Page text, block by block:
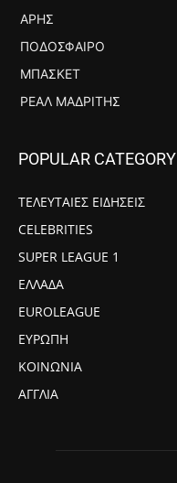
ΆΡΗΣ
ΠΟΔΌΣΦΑΙΡΟ
ΜΠΆΣΚΕΤ
ΡΕΆΛ ΜΑΔΡΊΤΗΣ
POPULAR CATEGORY
ΤΕΛΕΥΤΑΙΕΣ ΕΙΔΗΣΕΙΣ
CELEBRITIES
SUPER LEAGUE 1
ΕΛΛΑΔΑ
EUROLEAGUE
ΕΥΡΩΠΗ
ΚΟΙΝΩΝΙΑ
ΑΓΓΛΙΑ